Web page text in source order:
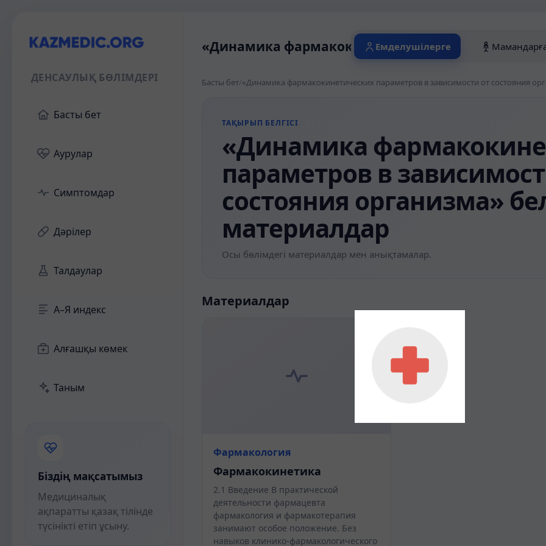
ДЕНСАУЛЫҚ БӨЛІМДЕРІ
Басты бет
Аурулар
Симптомдар
Дәрілер
Талдаулар
А–Я индекс
Алғашқы көмек
Таным
Біздің мақсатымыз
Медициналық
ақпаратты қазақ тілінде
түсінікті етіп ұсыну.
«Динамика фармакокинетических параметров в
Емделушілерге
Басты бет/
ТАҚЫРЫП БЕЛГІСІ
«Динамика
параметров в
состояния организма»
материалдар
Осы бөлімдегі материалдар мен анықтамалар.
Материалдар
Фармакология
Фармакокинетика
2.1 Введение В практической
деятельности фармацевта
фармакология и фармакотерапия
занимают особое положение. Без
навыков клинико-фармакологического